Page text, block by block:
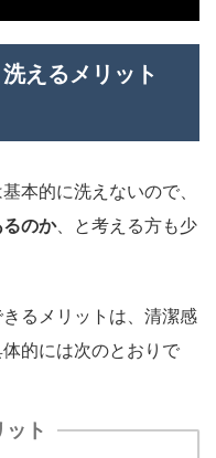
えるメリット
本的に洗えないので、
のか、と考える方も少
るメリットは、清潔感
的には次のとおりで
ト